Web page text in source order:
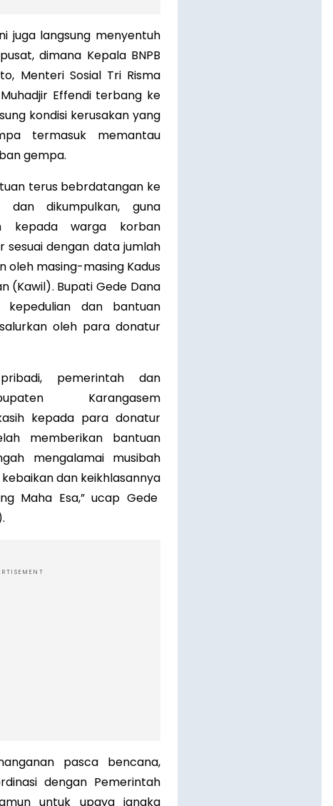
juga langsung menyentuh
dimana Kepala BNPB
Menteri Sosial Tri Risma
Effendi terbang ke
kondisi kerusakan yang
termasuk memantau
gempa.
terus bebrdatangan ke
dikumpulkan, guna
kepada warga korban
dengan data jumlah
oleh masing-masing Kadus
(Kawil). Bupati Gede Dana
kepedulian dan bantuan
oleh para donatur
pemerintah dan
Karangasem
kepada para donatur
memberikan bantuan
mengalamai musibah
dan keikhlasannya
Maha Esa,” ucap Gede
pasca bencana,
dengan Pemerintah
untuk upaya jangka